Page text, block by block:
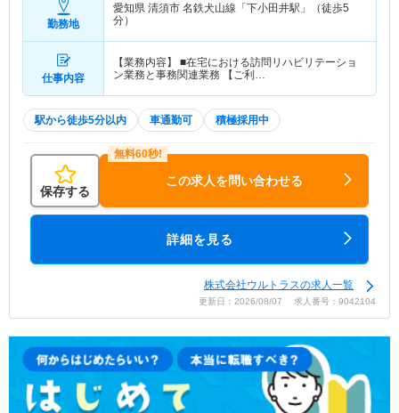
勤務地
愛知県 清須市 名鉄犬山線「下小田井駅」（徒歩5
分）
仕事内容
【業務内容】 ■在宅における訪問リハビリテーショ
ン業務と事務関連業務 【ご利…
駅から徒歩5分以内 車通勤可 積極採用中
保存する
この求人を問い合わせる
詳細を見る
株式会社ウルトラスの求人一覧
更新日：2026/08/07 求人番号：9042104